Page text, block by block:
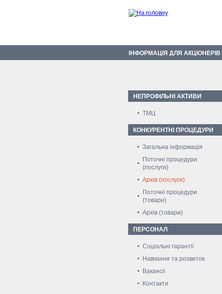
ІНФОРМАЦІЯ ДЛЯ
НЕПРОФІЛЬНІ АКТИВИ
ТМЦ
КОНКУРЕНТНІ ПРОЦЕДУРИ
Загальна інформація
Поточні процедури
(послуги)
Архів (послуги)
Поточні процедури
(товари)
Архів (товари)
ПЕРСОНАЛ
Соціальні гарантії
Навчання та розвиток
Вакансії
Контакти